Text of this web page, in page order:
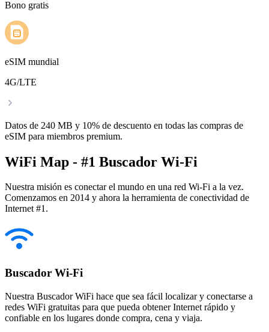
Bono gratis
eSIM mundial
4G/LTE
Datos de 240 MB y 10% de descuento en todas las compras de
eSIM para miembros premium.
WiFi Map - #1 Buscador Wi-Fi
Nuestra misión es conectar el mundo en una red Wi-Fi a la vez.
Comenzamos en 2014 y ahora la herramienta de conectividad de
Internet #1.
Buscador Wi-Fi
Nuestra Buscador WiFi hace que sea fácil localizar y conectarse a
redes WiFi gratuitas para que pueda obtener Internet rápido y
confiable en los lugares donde compra, cena y viaja.